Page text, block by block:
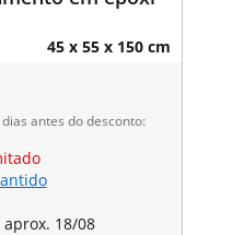
45 x 55 x 150 cm
antes do desconto:
aprox. 18/08